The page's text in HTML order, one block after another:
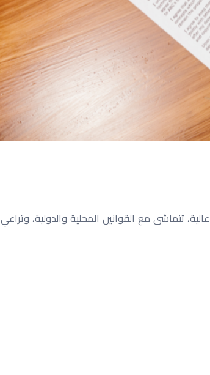
تتماشى مع القوانين المحلية والدولية، وتراعي